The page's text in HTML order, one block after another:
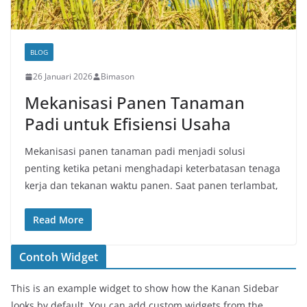
BLOG
26 Januari 2026 Bimason
Mekanisasi Panen Tanaman
Padi untuk Efisiensi Usaha
Mekanisasi panen tanaman padi menjadi solusi
penting ketika petani menghadapi keterbatasan tenaga
kerja dan tekanan waktu panen. Saat panen terlambat,
Read More
Contoh Widget
This is an example widget to show how the Kanan Sidebar